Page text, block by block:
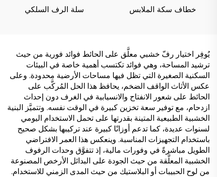
خطاف سكة الملابس سلة الرف السلكي
يُوفِر اختيار رفّ خشبي معلَّق على الحائط فوائد فورية من حيث
ترشيد المساحة، وهي فوائد تكتسب أهمية خاصة في البيئات
السكنية الصغيرة التي تظل فيها مساحات الأرضية محدودة. وعلى
عكس الأثاث الواقف الضخم، يحافظ هذا الحل المُركَّب على
الحائط على شعور الانفتاح والانسيابية في الغرف دون إحداث
ازدحام، مع توفير سعة تخزين كبيرة في الوقت نفسه. وتتميَّز البنية
الخشبية الطبيعية المتينة بقدرتها على تحمل الاستخدام اليومي
لسنوات عديدة، كما تدعم أوزانًا كبيرة عند تركيبها بشكل صحيح
باستخدام التجهيزات المناسبة. وينعكس هذا العمر الافتراضي
الطويل مباشرةً في وفورات مالية، إذ تتفوَّق وحدات الرفوف
الخشبية المعلَّقة من حيث الجودة على البدائل الأرخص المصنوعة
من لوح الحبيبات أو البلاستيك من حيث المدى الزمني للاستخدام.